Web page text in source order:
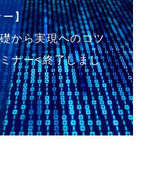
】
から実現へのコツ
ナー<終了しまし